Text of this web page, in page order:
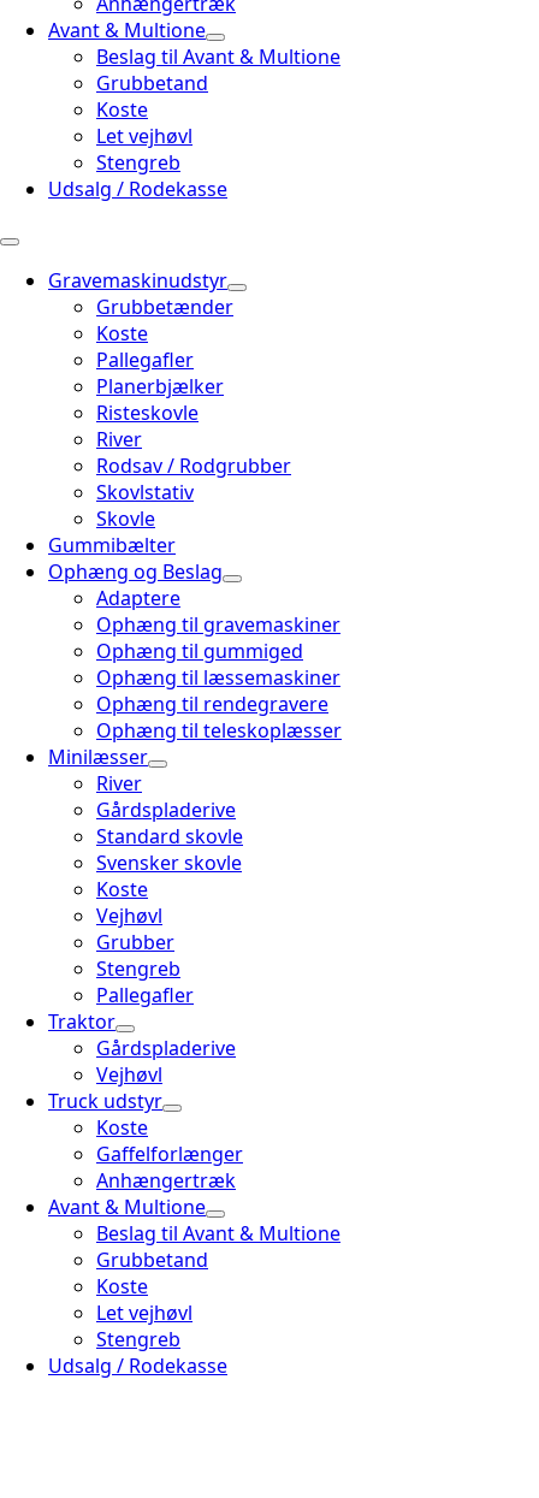
Avant & Multione
Beslag til Avant & Multione
Grubbetand
Koste
Let vejhøvl
Stengreb
Udsalg / Rodekasse
Gravemaskinudstyr
Grubbetænder
Koste
Pallegafler
Planerbjælker
Risteskovle
River
Rodsav / Rodgrubber
Skovlstativ
Skovle
Gummibælter
Ophæng og Beslag
Adaptere
Ophæng til gravemaskiner
Ophæng til gummiged
Ophæng til læssemaskiner
Ophæng til rendegravere
Ophæng til teleskoplæsser
Minilæsser
River
Gårdspladerive
Standard skovle
Svensker skovle
Koste
Vejhøvl
Grubber
Stengreb
Pallegafler
Traktor
Gårdspladerive
Vejhøvl
Truck udstyr
Koste
Gaffelforlænger
Anhængertræk
Avant & Multione
Beslag til Avant & Multione
Grubbetand
Koste
Let vejhøvl
Stengreb
Udsalg / Rodekasse